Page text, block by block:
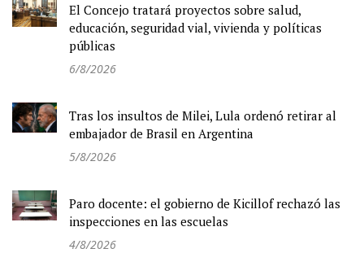
El Concejo tratará proyectos sobre salud,
educación, seguridad vial, vivienda y políticas
públicas
6/8/2026
Tras los insultos de Milei, Lula ordenó retirar al
embajador de Brasil en Argentina
5/8/2026
Paro docente: el gobierno de Kicillof rechazó las
inspecciones en las escuelas
4/8/2026